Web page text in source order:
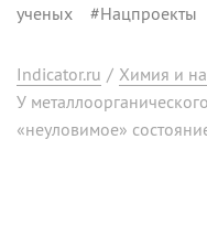
ученых #Нацпроекты
Indicator.ru / Химия и
У
«неуловимое»